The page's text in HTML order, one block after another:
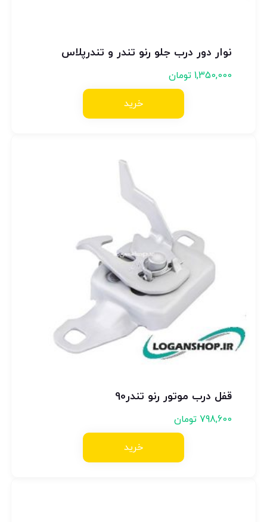
نوار دور درب جلو رنو تندر و تندرپلاس
1,350,000 تومان
خرید
قفل درب موتور رنو تندر90
798,600 تومان
خرید